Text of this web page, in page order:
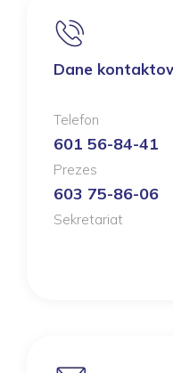
Dane
Telefon
601 56-84-41
Prezes
603 75-86-06
Sekretariat